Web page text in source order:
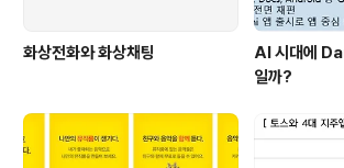
화상전화와 화상채팅
AI 시대에
일까?